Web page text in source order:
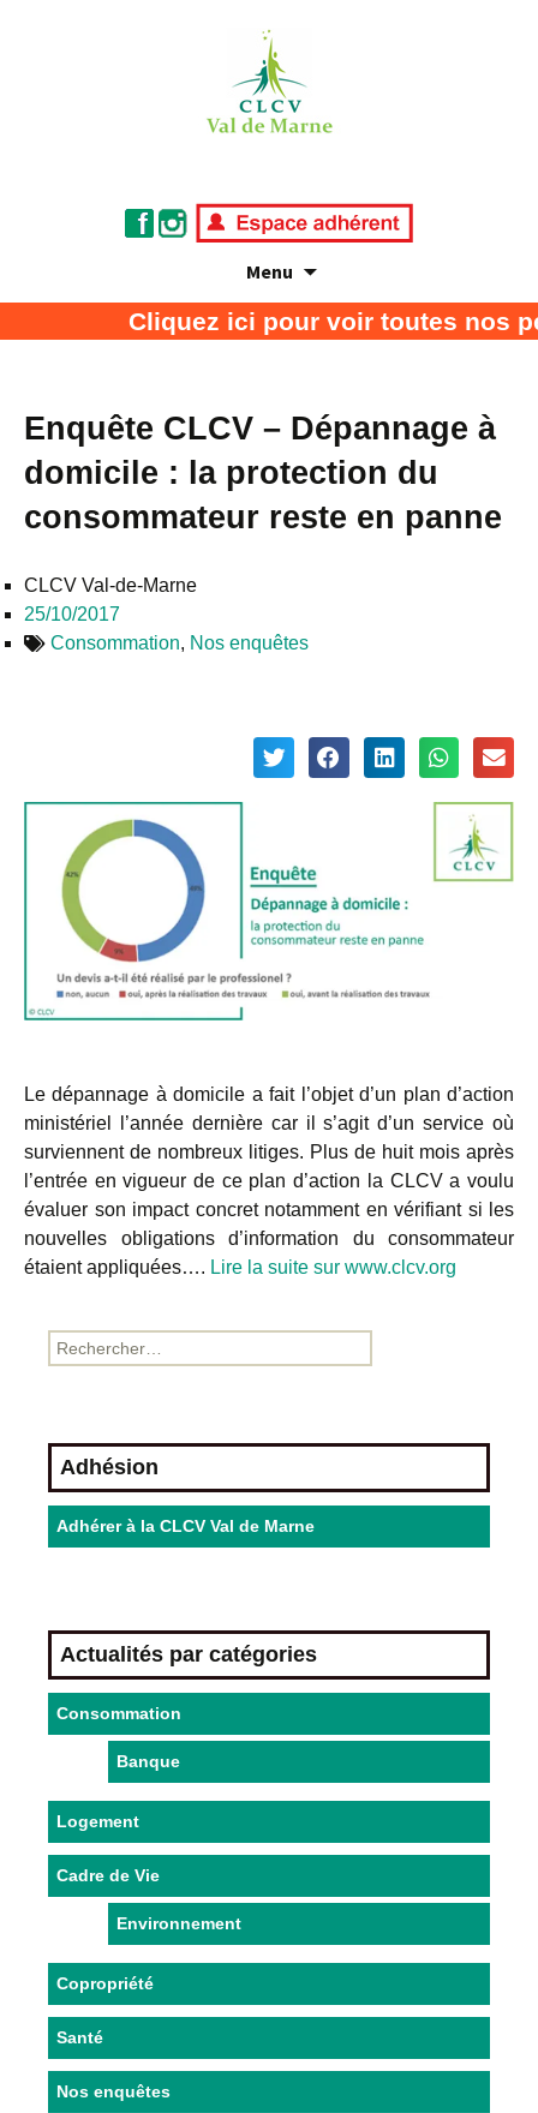
Menu
CLCV Val de Marne
Association de défense des consommateurs
Cliquez ici pour voir toutes nos
Enquête CLCV – Dépannage à
domicile : la protection du
consommateur reste en panne
CLCV Val-de-Marne
25/10/2017
Consommation, Nos enquêtes
Le dépannage à domicile a fait l’objet d’un plan d’action
ministériel l’année dernière car il s’agit d’un service où
surviennent de nombreux litiges. Plus de huit mois après
l’entrée en vigueur de ce plan d’action la CLCV a voulu
évaluer son impact concret notamment en vérifiant si les
nouvelles obligations d’information du consommateur
étaient appliquées…. Lire la suite sur www.clcv.org
Adhésion
Adhérer à la CLCV Val de Marne
Actualités par catégories
Consommation
Banque
Logement
Cadre de Vie
Environnement
Copropriété
Santé
Nos enquêtes